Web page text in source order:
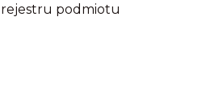
rejestru podmiotu